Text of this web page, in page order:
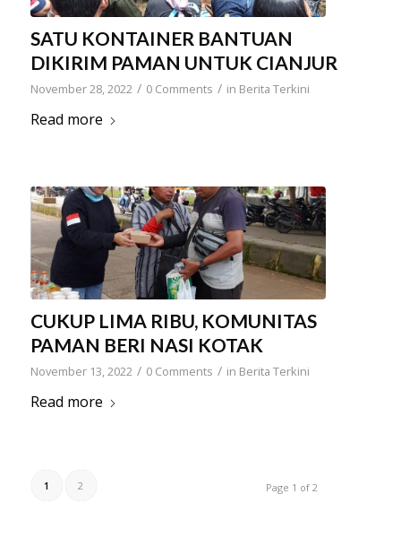
SATU KONTAINER BANTUAN
DIKIRIM PAMAN UNTUK CIANJUR
November 28, 2022 / 0 Comments / in Berita Terkini
Read more
CUKUP LIMA RIBU, KOMUNITAS
PAMAN BERI NASI KOTAK
November 13, 2022 / 0 Comments / in Berita Terkini
Read more
Page 1 of 2
1 2